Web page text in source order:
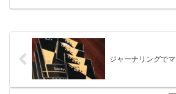
ジャーナリングで